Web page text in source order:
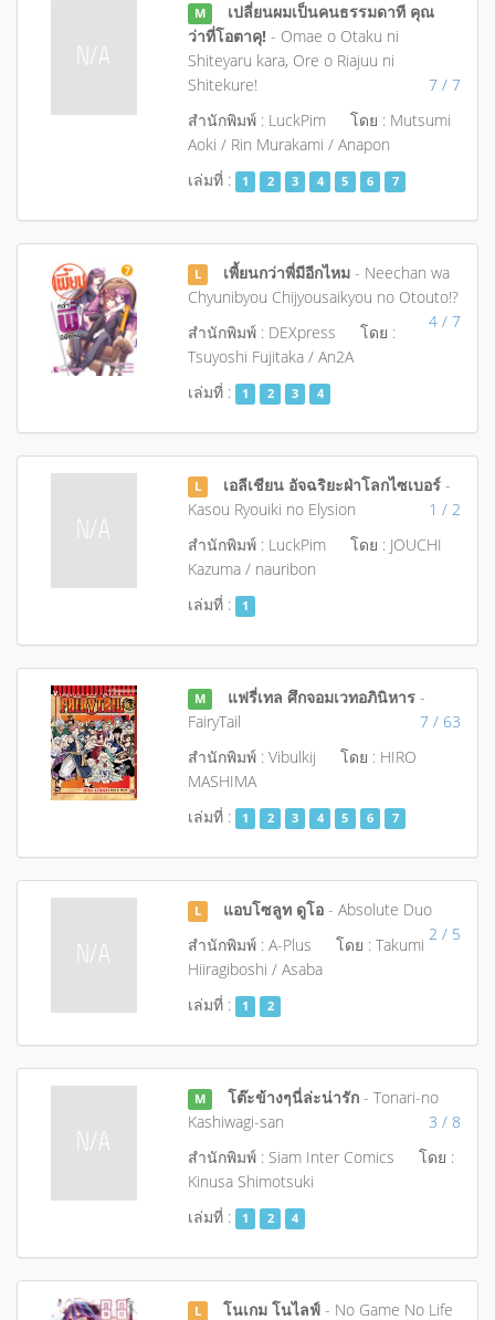
M
เปลี่ยนผมเป็นคนธรรมดาที คุณ
ว่าที่โอตาคุ!- Omae o Otaku ni
Shiteyaru kara, Ore o Riajuu ni
Shitekure!
7 / 7
สำนักพิมพ์ : LuckPim
โดย : Mutsumi
Aoki / Rin Murakami / Anapon
เล่มที่ :
1 2 3 4 5 6 7
L เพี้ยนกว่าพี่มีอีกไหม - Neechan wa
Chyunibyou Chijyousaikyou no Otouto!?
4 / 7
สำนักพิมพ์ : DEXpress
โดย :
Tsuyoshi Fujitaka / An2A
เล่มที่ :
1 2 3 4
L เอลีเชียน อัจฉริยะฝ่าโลกไซเบอร์ -
Kasou Ryouiki no Elysion
1 / 2
สำนักพิมพ์ : LuckPim
โดย : JOUCHI
Kazuma / nauribon
เล่มที่ :
1
M แฟรี่เทล ศึกจอมเวทอภินิหาร -
FairyTail
7 / 63
สำนักพิมพ์ : Vibulkij
โดย : HIRO
MASHIMA
เล่มที่ :
1 2 3 4 5 6 7
L แอบโซลูท ดูโอ - Absolute Duo
2 / 5
สำนักพิมพ์ : A-Plus
โดย : Takumi
Hiiragiboshi / Asaba
เล่มที่ :
1 2
M โต๊ะข้างๆนี่ล่ะน่ารัก - Tonari-no
Kashiwagi-san
3 / 8
สำนักพิมพ์ : Siam Inter Comics
โดย :
Kinusa Shimotsuki
เล่มที่ :
1 2 4
L โนเกม โนไลฟ์ - No Game No Life